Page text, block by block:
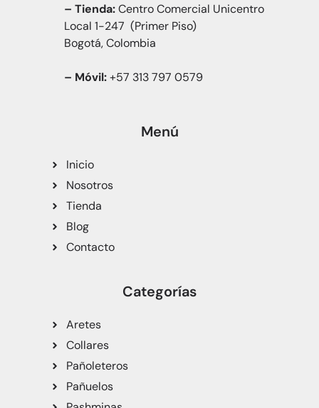
– Tienda:Centro Comercial Unicentro
Local 1-247 (Primer Piso)
Bogotá, Colombia
– Móvil:+57 313 797 0579
Menú
Inicio
Nosotros
Tienda
Blog
Contacto
Categorías
Aretes
Collares
Pañoleteros
Pañuelos